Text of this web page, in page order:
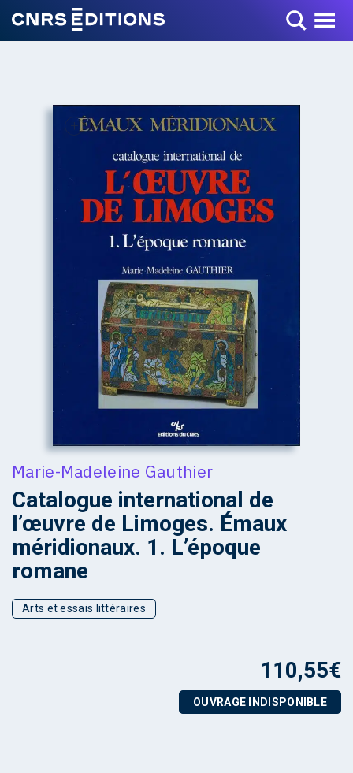
Toggle Menu
+
Marie-Madeleine Gauthier
Catalogue international de
l’œuvre de Limoges. Émaux
méridionaux. 1. L’époque
romane
Arts et essais littéraires
110,55€
OUVRAGE INDISPONIBLE